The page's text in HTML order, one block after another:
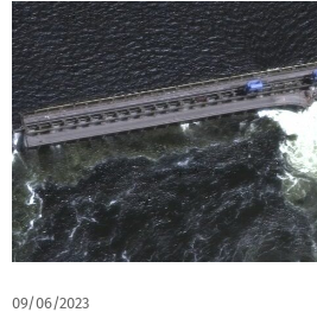
09/06/2023